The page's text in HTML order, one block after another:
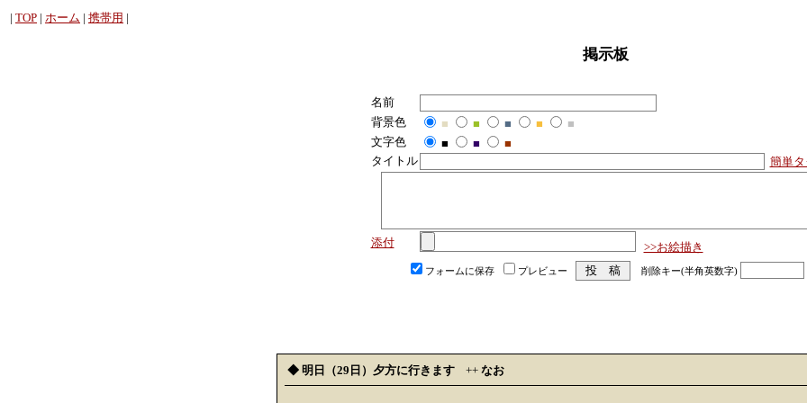
| TOP | ホーム | 携帯用 |
掲示板
名前
背景色
■ ■ ■ ■
■
文字色
■ ■
■
タイトル
簡単タ
添付 >>お絵描き
フォームに保存 プレビュー 削除キー(半角英数字)
◆ 明日（29日）夕方に行きます ++ なお